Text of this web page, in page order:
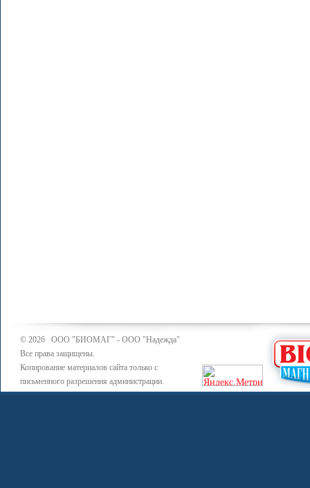
© 2026 ООО "БИОМАГ" - ООО "Надежда"
Все права защищены.
Копирование материалов сайта только с
письменного разрешения администрации.